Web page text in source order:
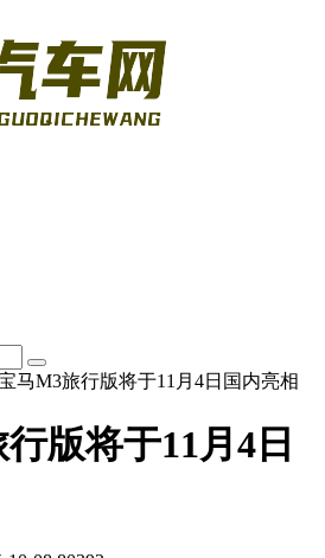
马M3旅行版将于11月4日国内亮相
版将于11月4日